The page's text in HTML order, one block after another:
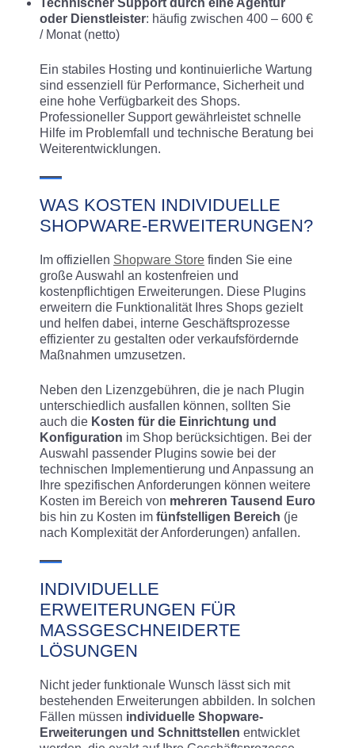
Technischer Support durch eine Agentur
oder Dienstleister: häufig zwischen 400 – 600 €
/ Monat (netto)
Ein stabiles Hosting und kontinuierliche Wartung
sind essenziell für Performance, Sicherheit und
eine hohe Verfügbarkeit des Shops.
Professioneller Support gewährleistet schnelle
Hilfe im Problemfall und technische Beratung bei
Weiterentwicklungen.
WAS KOSTEN INDIVIDUELLE
SHOPWARE-ERWEITERUNGEN?
Im offiziellen Shopware Store finden Sie eine
große Auswahl an kostenfreien und
kostenpflichtigen Erweiterungen. Diese Plugins
erweitern die Funktionalität Ihres Shops gezielt
und helfen dabei, interne Geschäftsprozesse
effizienter zu gestalten oder verkaufsfördernde
Maßnahmen umzusetzen.
Neben den Lizenzgebühren, die je nach Plugin
unterschiedlich ausfallen können, sollten Sie
auch die Kosten für die Einrichtung und
Konfiguration im Shop berücksichtigen. Bei der
Auswahl passender Plugins sowie bei der
technischen Implementierung und Anpassung an
Ihre spezifischen Anforderungen können weitere
Kosten im Bereich von mehreren Tausend Euro
bis hin zu Kosten im fünfstelligen Bereich (je
nach Komplexität der Anforderungen) anfallen.
INDIVIDUELLE
ERWEITERUNGEN FÜR
MASSGESCHNEIDERTE L
ÖSUNGEN
Nicht jeder funktionale Wunsch lässt sich mit
bestehenden Erweiterungen abbilden. In solchen
Fällen müssen individuelle Shopware-
Erweiterungen und Schnittstellen entwicklet